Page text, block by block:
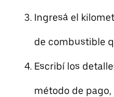
Ingresá el
de combustible
Escribí los
método de